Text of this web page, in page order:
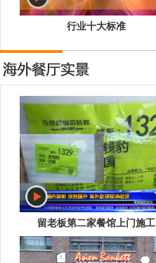
行业十大标准
留老板第二家餐馆上门施工